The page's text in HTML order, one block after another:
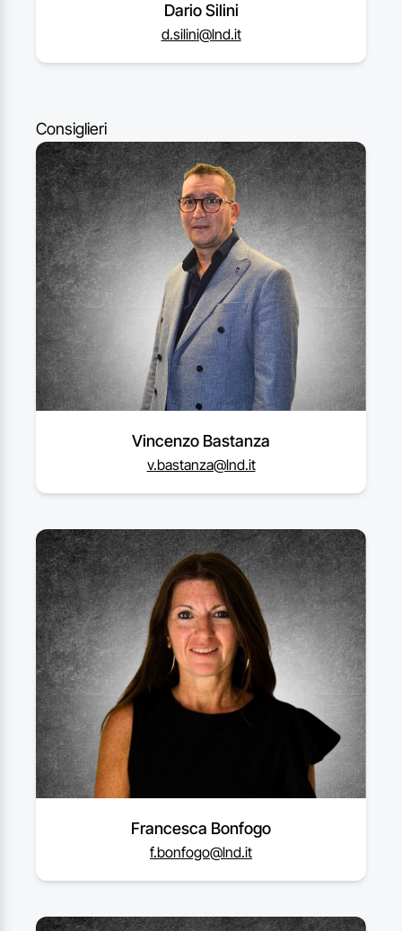
Dario Silini
d.silini@lnd.it
Consiglieri
Vincenzo Bastanza
v.bastanza@lnd.it
Francesca Bonfogo
f.bonfogo@lnd.it